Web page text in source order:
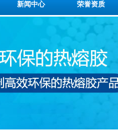
新闻中心 荣誉资质